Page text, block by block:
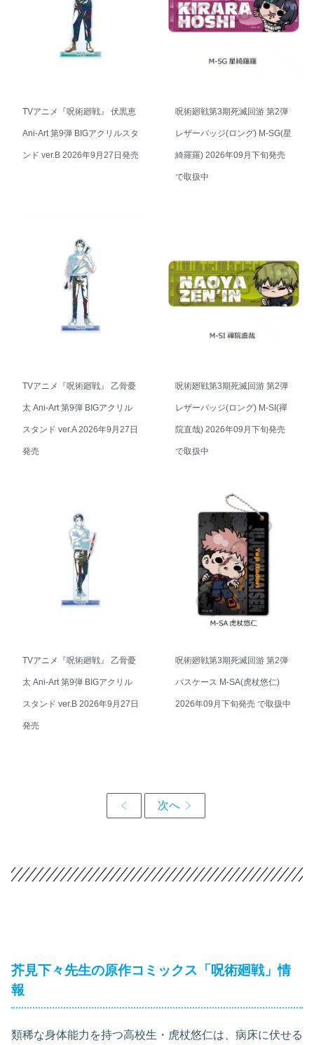
TVアニメ『呪術廻戦』 伏黒恵
Ani-Art 第9弾 BIGアクリルスタ
ンド ver.B 2026年9月27日発売
呪術廻戦第3期死滅回游 第2弾
レザーバッジ(ロング) M-SG(星
綺羅羅) 2026年09月下旬発売
で取扱中
TVアニメ『呪術廻戦』 乙骨憂
太 Ani-Art 第9弾 BIGアクリル
スタンド ver.A 2026年9月27日
発売
呪術廻戦第3期死滅回游 第2弾
レザーバッジ(ロング) M-SI(禪
院直哉) 2026年09月下旬発売
で取扱中
TVアニメ『呪術廻戦』 乙骨憂
太 Ani-Art 第9弾 BIGアクリル
スタンド ver.B 2026年9月27日
発売
呪術廻戦第3期死滅回游 第2弾
パスケース M-SA(虎杖悠仁)
2026年09月下旬発売 で取扱中
芥見下々先生の原作コミックス「呪術廻戦」情
報
類稀な身体能力を持つ高校生・虎杖悠仁は、病床に伏せる